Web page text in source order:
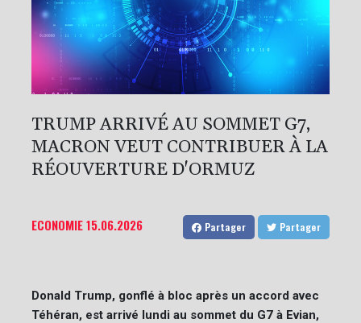
TRUMP ARRIVÉ AU SOMMET G7,
MACRON VEUT CONTRIBUER À LA
RÉOUVERTURE D'ORMUZ
ECONOMIE15.06.2026 Partager Partager
Donald Trump, gonflé à bloc après un accord avec
Téhéran, est arrivé lundi au sommet du G7 à Evian,